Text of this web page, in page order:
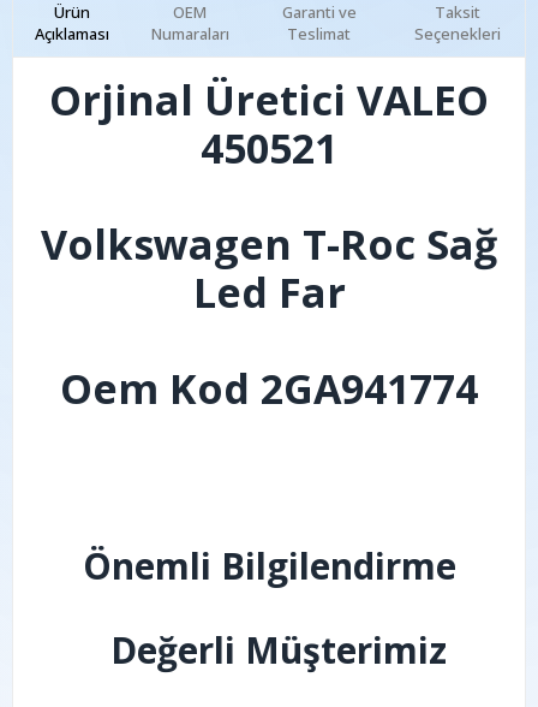
Ürün
Açıklaması
Garanti ve
Teslimat
Taksit
Seçenekleri
OEM
Numaraları
Orjinal Üretici VALEO
450521
Volkswagen T-Roc Sağ
Led Far
Oem Kod 2GA941774
Önemli Bilgilendirme
Değerli Müşterimiz